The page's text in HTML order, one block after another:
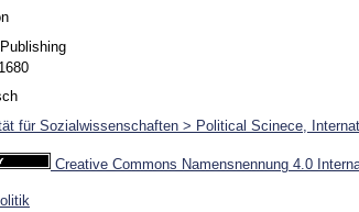
für Sozialwissenschaften > Political Scinece,
Creative Commons Namensnennung 4.0